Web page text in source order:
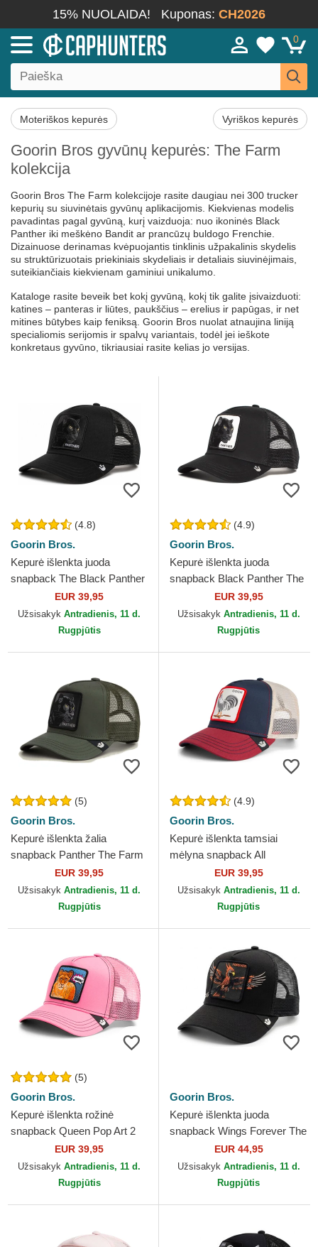
15% NUOLAIDA! Kuponas: CH2026
0
Moteriškos kepurės Vyriškos kepurės
Goorin Bros gyvūnų kepurės: The Farm
kolekcija
Goorin Bros The Farm kolekcijoje rasite daugiau nei 300 trucker
kepurių su siuvinėtais gyvūnų aplikacijomis. Kiekvienas modelis
pavadintas pagal gyvūną, kurį vaizduoja: nuo ikoninės Black
Panther iki meškėno Bandit ar prancūzų buldogo Frenchie.
Dizainuose derinamas kvėpuojantis tinklinis užpakalinis skydelis
su struktūrizuotais priekiniais skydeliais ir detaliais siuvinėjimais,
suteikiančiais kiekvienam gaminiui unikalumo.
Kataloge rasite beveik bet kokį gyvūną, kokį tik galite įsivaizduoti:
katines – panteras ir liūtes, paukščius – erelius ir papūgas, ir net
mitines būtybes kaip feniksą. Goorin Bros nuolat atnaujina liniją
specialiomis serijomis ir spalvų variantais, todėl jei ieškote
konkretaus gyvūno, tikriausiai rasite kelias jo versijas.
(4.8)
Goorin Bros.
Kepurė išlenkta juoda
snapback The Black Panther
Core Combo The Farm
Goorin Bros.
EUR 39,95
Užsisakyk Antradienis, 11 d.
Rugpjūtis
(4.9)
Goorin Bros.
Kepurė išlenkta juoda
snapback Black Panther The
Farm Goorin Bros.
EUR 39,95
Užsisakyk Antradienis, 11 d.
Rugpjūtis
(5)
Goorin Bros.
Kepurė išlenkta žalia
snapback Panther The Farm
Goorin Bros.EUR 39,95
Užsisakyk Antradienis, 11 d.
Rugpjūtis
(4.9)
Goorin Bros.
Kepurė išlenkta tamsiai
mėlyna snapback All
American Rooster The Farm
Goorin Bros.
EUR 39,95
Užsisakyk Antradienis, 11 d.
Rugpjūtis
(5)
Goorin Bros.
Kepurė išlenkta rožinė
snapback Queen Pop Art 2
The Farm Goorin Bros.
EUR 39,95
Užsisakyk Antradienis, 11 d.
Rugpjūtis
Goorin Bros.
Kepurė išlenkta juoda
snapback Wings Forever The
Farm Goorin Bros.
EUR 44,95
Užsisakyk Antradienis, 11 d.
Rugpjūtis